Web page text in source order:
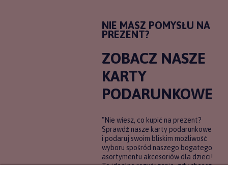
NIE MASZ POMYSŁU NA
PREZENT?
ZOBACZ NASZE
KARTY
PODARUNKOWE
"Nie wiesz, co kupić na prezent?
Sprawdź nasze karty podarunkowe
i podaruj swoim bliskim możliwość
wyboru spośród naszego bogatego
asortymentu akcesoriów dla dzieci!
To idealne rozwiązanie, gdy chcesz